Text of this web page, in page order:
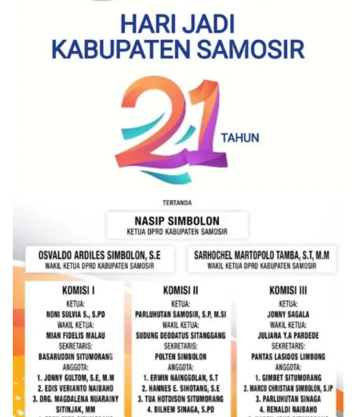
menyambut momentum HUT Kemerdekaan RI
dengan berbagai persiapan di lingkungan
masing-masing.‎Dalam dialog yang berlangsung
akrab, Bhabinkamtibmas menyapa warga,
menanyakan kondisi keamanan dan kenyamanan
lingkungan tempat tinggal, serta membuka ruang
komunikasi dua arah agar warga dapat
menyampaikan keluhan maupun informasi terkait
situasi kamtibmas di sekitar mereka.‎‎‎Salah satu
poin utama yang disampaikan dalam kegiatan
sambang ini adalah imbauan kepada warga untuk
memasang bendera Merah Putih secara penuh,
bukan setengah tiang, sebagai bentuk
penghormatan dan rasa cinta tanah air
menjelang perayaan HUT Kemerdekaan RI.
Petugas mengingatkan bahwa pemasangan
bendera dengan benar merupakan salah satu
wujud nyata partisipasi masyarakat dalam
memperingati hari bersejarah bangsa
Indonesia.‎‎”Kami mengimbau kepada seluruh
warga agar mulai mempersiapkan dan memasang
bendera Merah Putih di depan rumah masing-
masing secara penuh. Ini adalah bentuk
penghormatan kita bersama terhadap
perjuangan para pahlawan yang telah merebut